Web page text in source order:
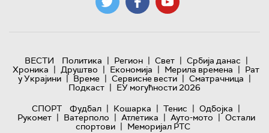
ВЕСТИ Политика | Регион | Свет | Србија данас |
Хроника | Друштво | Економија | Мерила времена | Рат
у Украјини | Време | Сервисне вести | Сматрачница |
Подкаст | ЕУ могућности 2026
СПОРТ
Фудбал | Кошарка | Тенис | Одбојка |
Рукомет | Ватерполо | Атлетика | Ауто-мото | Остали
спортови | Меморијал РТС